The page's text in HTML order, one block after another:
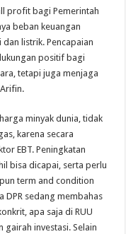
profit bagi Pemerintah
beban keuangan
listrik. Pencapaian
positif bagi
tetapi juga menjaga
minyak dunia, tidak
karena secara
EBT. Peningkatan
bisa dicapai, serta perlu
term and condition
DPR sedang membahas
apa saja di RUU
investasi. Selain